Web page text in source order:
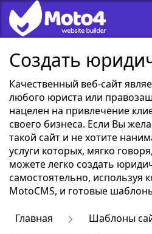
Создать
Качественный веб-сайт
любого юриста или
нацелен на привлечение
своего бизнеса. Если Вы
такой сайт и не хотите
услуги которых, мягко
можете легко создать
самостоятельно, используя
MotoCMS, и готовые
Главная
Шаблоны